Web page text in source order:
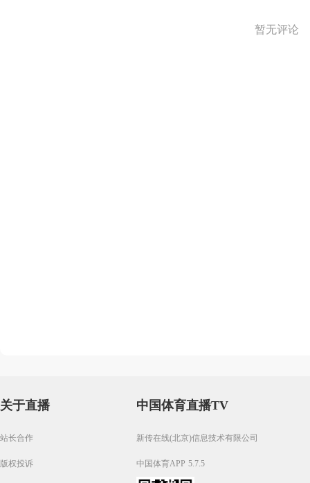
暂无评论
关于直播
站长合作
版权投诉
中国体育直播TV
新传在线(北京)信息技术有限公司
中国体育APP 5.7.5